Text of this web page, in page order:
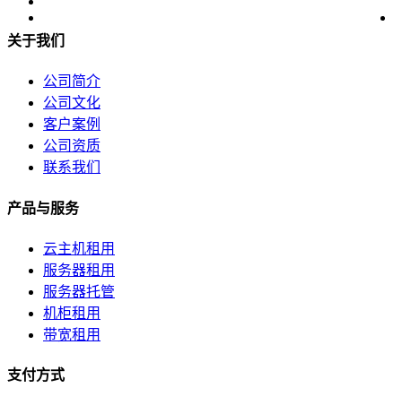
关于我们
公司简介
公司文化
客户案例
公司资质
联系我们
产品与服务
云主机租用
服务器租用
服务器托管
机柜租用
带宽租用
支付方式